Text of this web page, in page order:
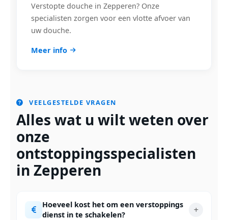
Verstopte douche in Zepperen? Onze
specialisten zorgen voor een vlotte afvoer van
uw douche.
Meer info
VEELGESTELDE VRAGEN
Alles wat u wilt weten over
onze
ontstoppingsspecialisten
in Zepperen
Hoeveel kost het om een verstoppings
dienst in te schakelen?